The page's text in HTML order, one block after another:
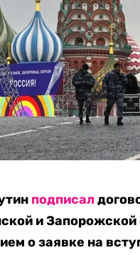
подписал
и Запорожской
о заявке на